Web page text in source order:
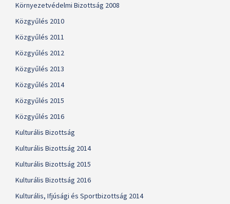
Környezetvédelmi Bizottság 2008
Közgyűlés 2010
Közgyűlés 2011
Közgyűlés 2012
Közgyűlés 2013
Közgyűlés 2014
Közgyűlés 2015
Közgyűlés 2016
Kulturális Bizottság
Kulturális Bizottság 2014
Kulturális Bizottság 2015
Kulturális Bizottság 2016
Kulturális, Ifjúsági és Sportbizottság 2014